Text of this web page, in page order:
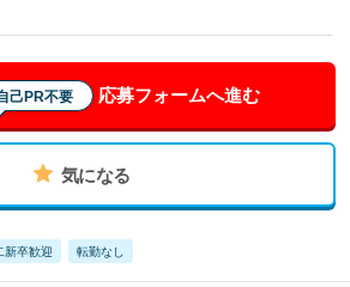
己PR不要 応募フォームへ進む
気になる
新卒歓迎 転勤なし